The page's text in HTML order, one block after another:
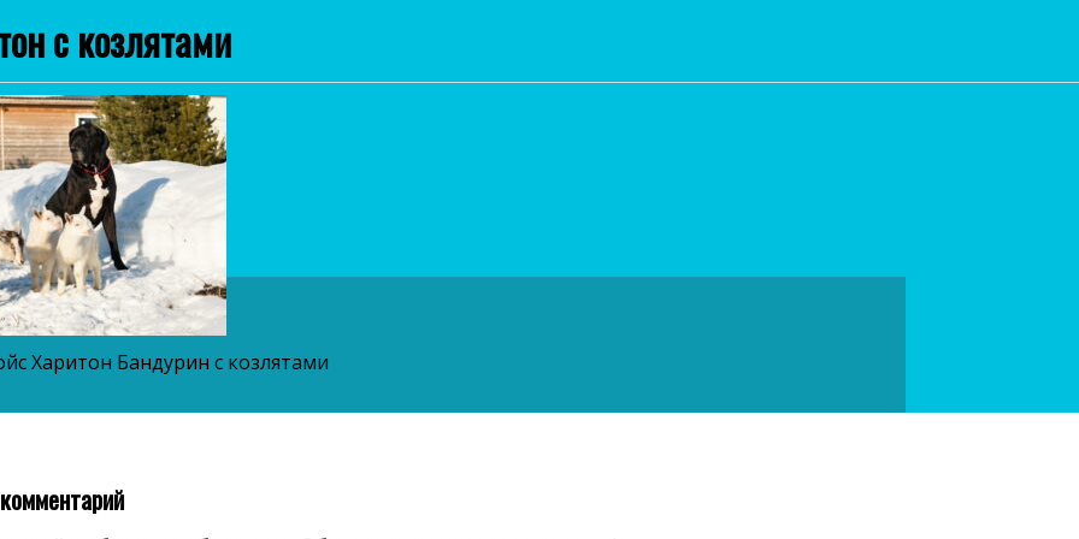
с козлятами
Харитон Бандурин с козлятами